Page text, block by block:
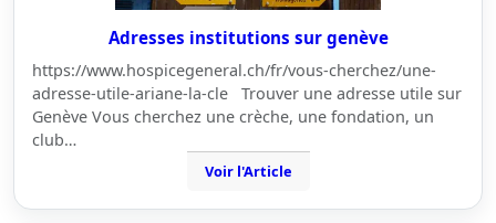
Adresses institutions sur genève
https://www.hospicegeneral.ch/fr/vous-cherchez/une-
adresse-utile-ariane-la-cle Trouver une adresse utile sur
Genève Vous cherchez une crèche, une fondation, un
club…
Voir l'Article